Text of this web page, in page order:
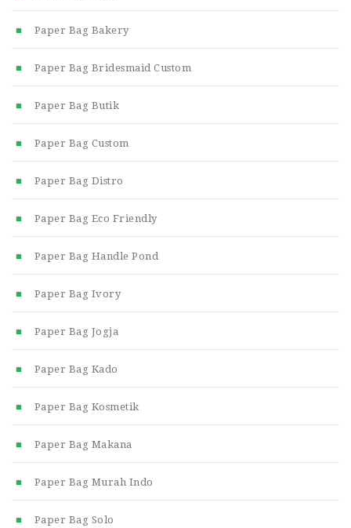
Paper Bag Bakery
Paper Bag Bridesmaid Custom
Paper Bag Butik
Paper Bag Custom
Paper Bag Distro
Paper Bag Eco Friendly
Paper Bag Handle Pond
Paper Bag Ivory
Paper Bag Jogja
Paper Bag Kado
Paper Bag Kosmetik
Paper Bag Makana
Paper Bag Murah Indo
Paper Bag Solo